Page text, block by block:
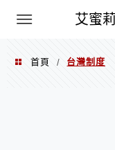
艾蜜
PXN
首頁 / 台灣制度